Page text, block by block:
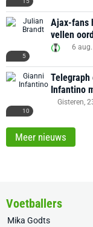
5
Ajax-fans
vellen
6
10
Infantino
Gisteren,
Meer nieuws
Voetballers
Mika Godts